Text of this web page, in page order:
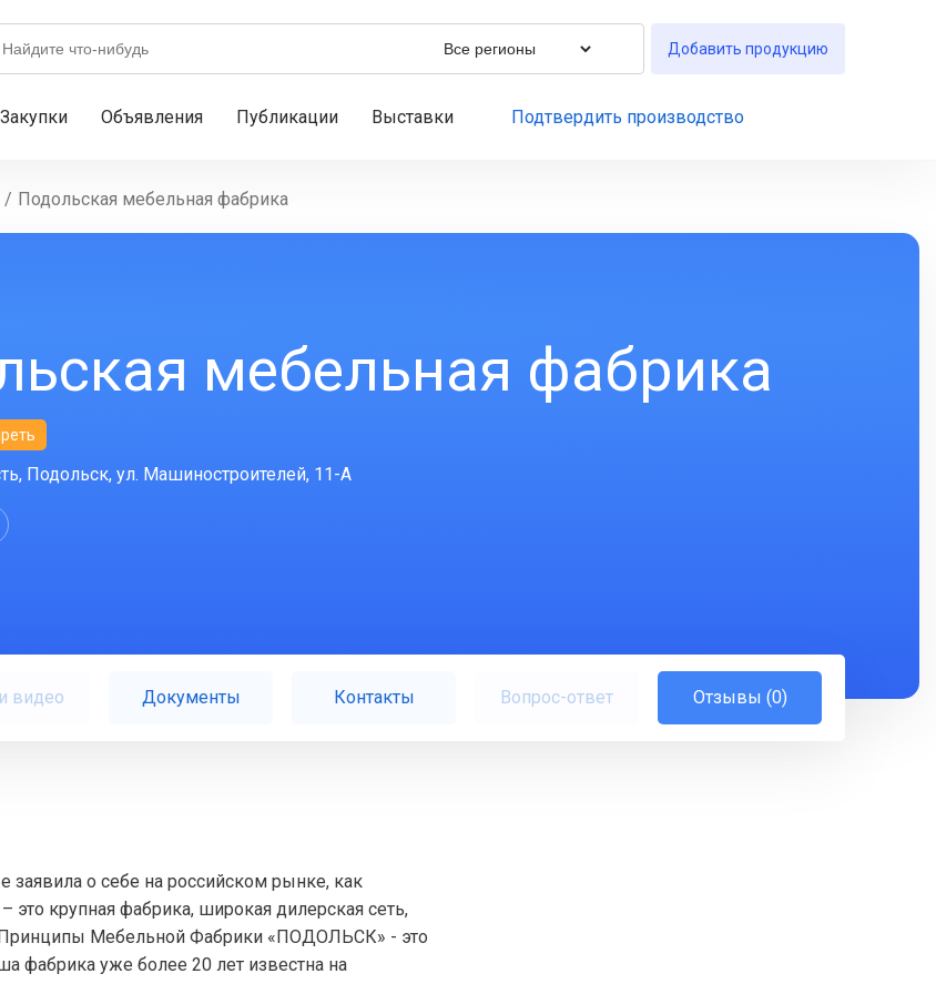
Добавить продукцию
Закупки Объявления Публикации Выставки Подтвердить производство
/ Подольская мебельная фабрика
мебельная фабрика
Подольск, ул. Машиностроителей, 11-А
видео Документы Контакты Вопрос-ответ Отзывы (0)
о себе на российском рынке, как
это крупная фабрика, широкая дилерская сеть,
Принципы Мебельной Фабрики «ПОДОЛЬСК» - это
фабрика уже более 20 лет известна на